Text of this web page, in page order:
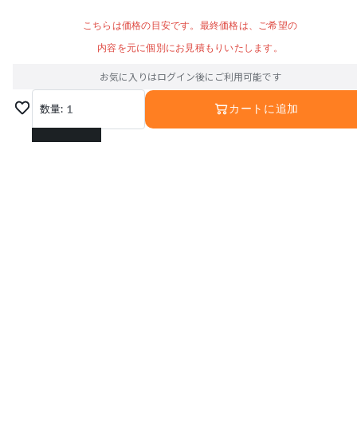
こちらは価格の目安です。最終価格は、ご希望の
内容を元に個別にお見積もりいたします。
お気に入りはログイン後にご利用可能です
数量: 1
1
カートに追加